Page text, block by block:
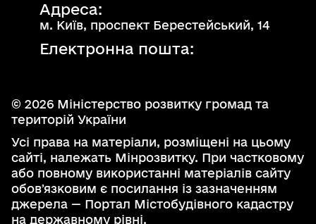
Адреса:
м. Київ, проспект Берестейський, 14
Електронна пошта:
© 2026 Міністерство розвитку громад та
територій України
Усі права на матеріали, розміщені на цьому
сайті, належать Мінрозвитку. При частковому
або повному використанні матеріалів сайту
обовʼязковим є посилання із зазначенням
джерела — Портал Містобудівного кадастру
на державному рівні.